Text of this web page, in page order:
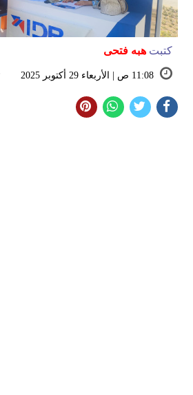
كتبت هبه فتحى
11:08 ص | الأربعاء 29 أكتوبر 2025